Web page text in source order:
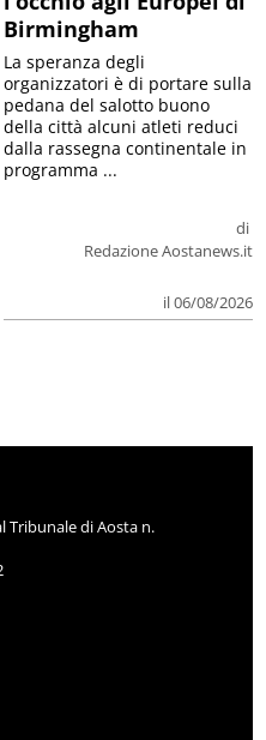
Birmingham
di
Redazione Aostanews.it
il 06/08/2026
La speranza degli
organizzatori è di portare sulla
pedana del salotto buono
della città alcuni atleti reduci
dalla rassegna continentale in
programma ...
Tribunale di Aosta n.